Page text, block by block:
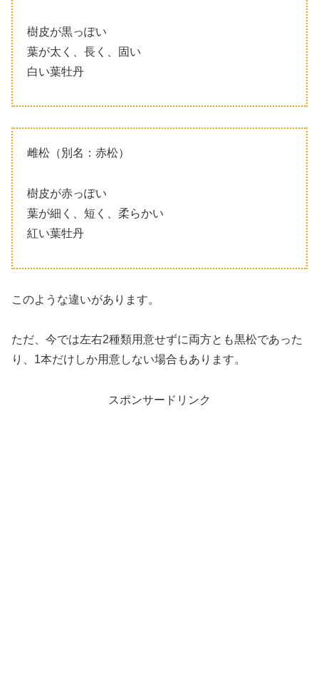
樹皮が黒っぽい
葉が太く、長く、固い
白い葉牡丹
雌松（別名：赤松）
樹皮が赤っぽい
葉が細く、短く、柔らかい
紅い葉牡丹
このような違いがあります。
ただ、今では左右2種類用意せずに両方とも黒松であった
り、1本だけしか用意しない場合もあります。
スポンサードリンク